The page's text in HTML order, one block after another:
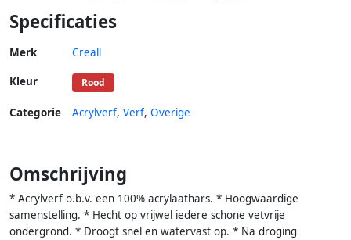
Specificaties
Merk Creall
Kleur Rood
Categorie Acrylverf, Verf, Overige
Omschrijving
* Acrylverf o.b.v. een 100% acrylaathars. * Hoogwaardige
samenstelling. * Hecht op vrijwel iedere schone vetvrije
ondergrond. * Droogt snel en watervast op. * Na droging